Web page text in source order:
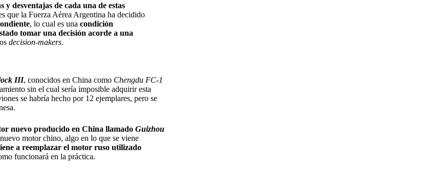
y desventajas de cada una de estas
que la Fuerza Aérea Argentina ha decidido
, lo cual es una condición
tomar una decisión acorde a una
decision-makers.
III, conocidos en China como Chengdu FC-1
sin el cual sería imposible adquirir esta
se habría hecho por 12 ejemplares, pero se
nuevo producido en China llamado Guizhou
motor chino, algo en lo que se viene
a reemplazar el motor ruso utilizado
funcionará en la práctica.